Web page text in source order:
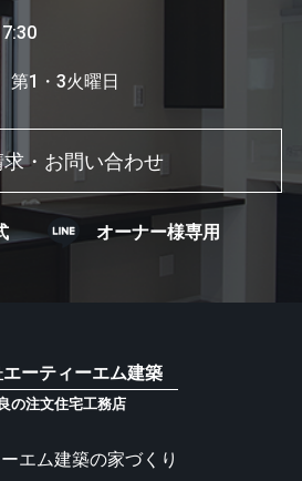
第1・3火曜日
求・お問い合わせ
オーナー様専用
エーティーエム建築
の注文住宅工務店
エム建築の家づくり